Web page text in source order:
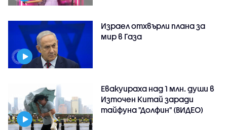
Израел отхвърли плана за
мир в Газа
Евакуираха над 1 млн. души в
Източен Китай заради
тайфуна "Долфин" (ВИДЕО)